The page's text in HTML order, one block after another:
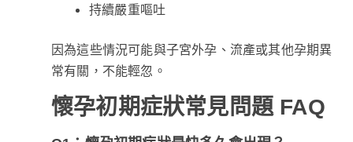
持續嚴重嘔吐
因為這些情況可能與子宮外孕、流產或其他孕期異
常有關，不能輕忽。
懷孕初期症狀常見問題 FAQ